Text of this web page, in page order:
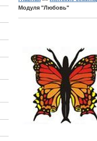
Модуля "Любовь"